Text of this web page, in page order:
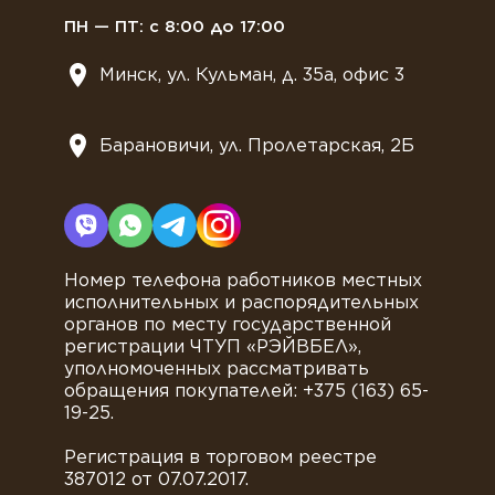
ПН — ПТ: с 8:00 до 17:00
Минск, ул. Кульман, д. 35а, офис 3
Барановичи, ул. Пролетарская, 2Б
Номер телефона работников местных
исполнительных и распорядительных
органов по месту государственной
регистрации ЧТУП «РЭЙВБЕЛ»,
уполномоченных рассматривать
обращения покупателей: +375 (163) 65-
19-25.
Регистрация в торговом реестре
387012 от 07.07.2017.